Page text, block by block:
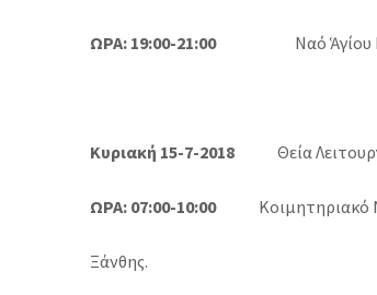
ΩΡΑ: 19:00-21:00 Ναό
Κυριακή 15-7-2018 Θεία
ΩΡΑ: 07:00-10:00 Κοιμητηριακό
Ξάνθης.